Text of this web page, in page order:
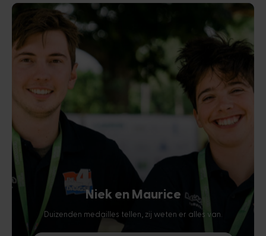
Niek en Maurice
Duizenden medailles tellen, zij weten er alles van.